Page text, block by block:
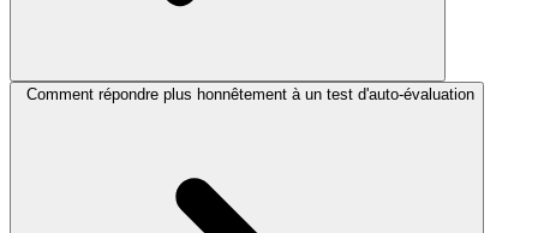
Comment répondre plus honnêtement à un test d'auto-évaluation